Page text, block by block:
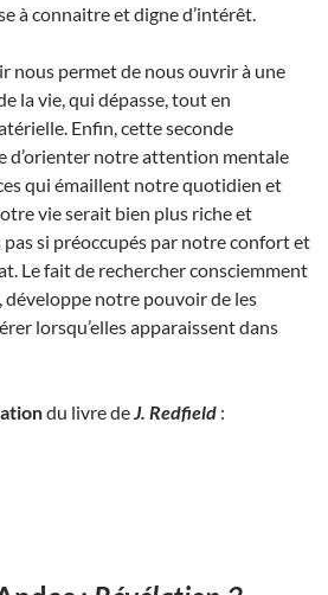
à connaitre et digne d’intérêt.
nous permet de nous ouvrir à une
la vie, qui dépasse, tout en
Enfin, cette seconde
d’orienter notre attention mentale
qui émaillent notre quotidien et
vie serait bien plus riche et
pas si préoccupés par notre confort et
Le fait de rechercher consciemment
notre pouvoir de les
lorsqu’elles apparaissent dans
du livre de J. Redfield :